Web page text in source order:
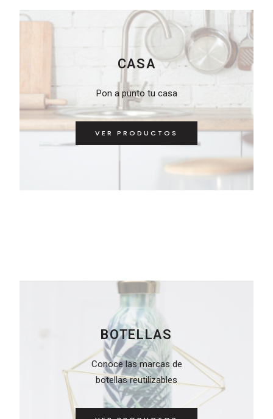
CASA
Pon a punto tu casa
VER PRODUCTOS
BOTELLAS
Conoce las marcas de
botellas reutilizables